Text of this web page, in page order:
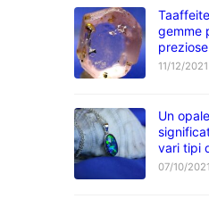
gemme
11/12/2021
Un
vari tipi
07/10/2021